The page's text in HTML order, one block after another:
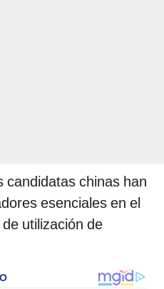
candidatas chinas han
esenciales en el
utilización de